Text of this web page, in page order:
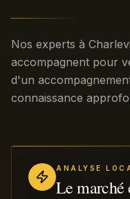
Nos experts à
accompagnent pour
d'un
connaissance
ANALYSE
Le